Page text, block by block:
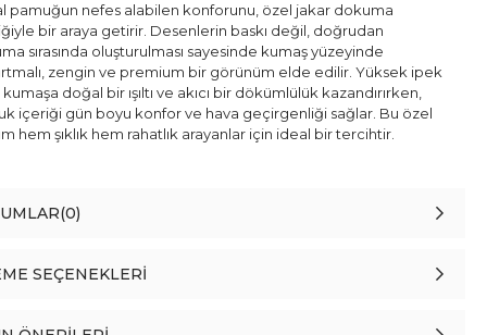
pamuğun nefes alabilen konforunu, özel jakar dokuma
bir araya getirir. Desenlerin baskı değil, doğrudan
sırasında oluşturulması sayesinde kumaş yüzeyinde
zengin ve premium bir görünüm elde edilir. Yüksek ipek
kumaşa doğal bir ışıltı ve akıcı bir dökümlülük kazandırırken,
içeriği gün boyu konfor ve hava geçirgenliği sağlar. Bu özel
hem şıklık hem rahatlık arayanlar için ideal bir tercihtir.
(0)
SEÇENEKLERI